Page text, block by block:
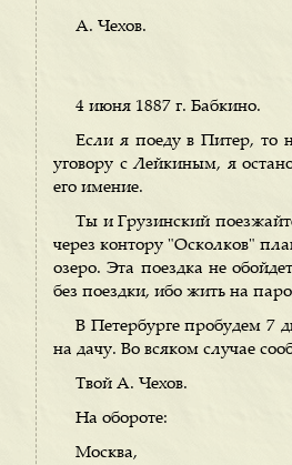
А. Чехов.
4 июня 1887 г. Бабкино.
Если я поеду в Питер, то
уговору с Лейкиным, я
его имение.
Ты и Грузинский
через контору "Осколков"
озеро. Эта поездка не
без поездки, ибо жить на
В Петербурге пробудем 7
на дачу. Во всяком случае
Твой А. Чехов.
На обороте:
Москва,